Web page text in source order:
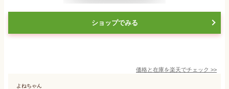
ショップでみる
価格と在庫を楽天でチェック >>
よねちゃん